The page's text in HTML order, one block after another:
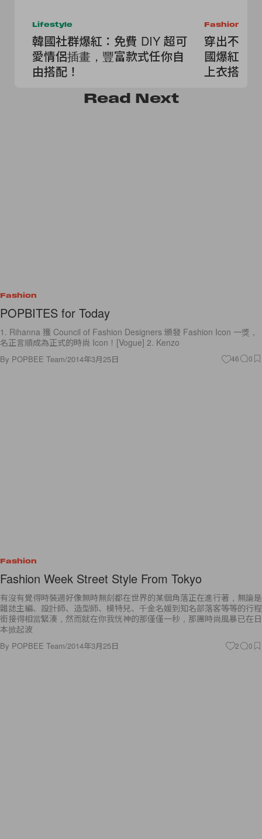
Lifestyle
韓國社群爆紅：免費 DIY 超可
愛情侶插畫，豐富款式任你自
由搭配！
Fashion
穿出不撞
國爆紅小
上衣搭也
Read Next
Fashion
POPBITES for Today
1. Rihanna 獲 Council of Fashion Designers 頒發 Fashion Icon 一獎，
名正言順成為正式的時尚 Icon！[Vogue] 2. Kenzo
By POPBEE Team/2014年3月25日 46 0
Fashion
Fashion Week Street Style From Tokyo
有沒有覺得時裝週好像無時無刻都在世界的某個角落正在進行著，無論是
雜誌主編、設計師、造型師、模特兒、千金名媛到知名部落客等等的行程
銜接得相當緊湊，然而就在你我恍神的那僅僅一秒，那團時尚風暴已在日
本掀起波
By POPBEE Team/2014年3月25日 2 0